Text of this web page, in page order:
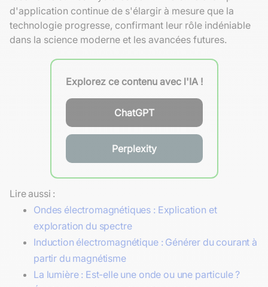
d'application continue de s'élargir à mesure que la
technologie progresse, confirmant leur rôle indéniable
dans la science moderne et les avancées futures.
Explorez ce contenu avec l'IA !
ChatGPT
Perplexity
Lire aussi :
Ondes électromagnétiques : Explication et
exploration du spectre
Induction électromagnétique : Générer du courant à
partir du magnétisme
La lumière : Est-elle une onde ou une particule ?